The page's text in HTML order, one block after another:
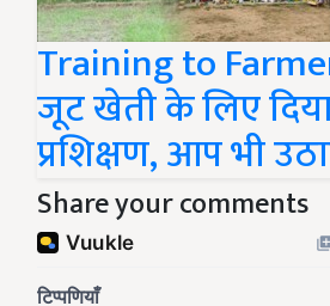
Training to
जूट खेती के लिए
प्रशिक्षण, आप भी
Share your comments